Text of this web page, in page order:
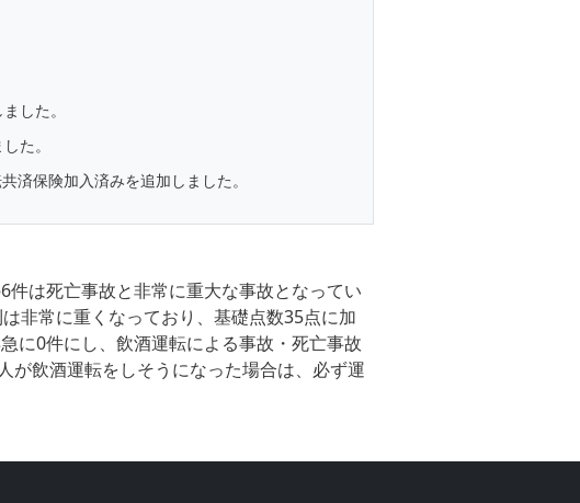
した。
た。
済保険加入済みを追加しました。
は死亡事故と非常に重大な事故となってい
非常に重くなっており、基礎点数35点に加
に0件にし、飲酒運転による事故・死亡事故
が飲酒運転をしそうになった場合は、必ず運